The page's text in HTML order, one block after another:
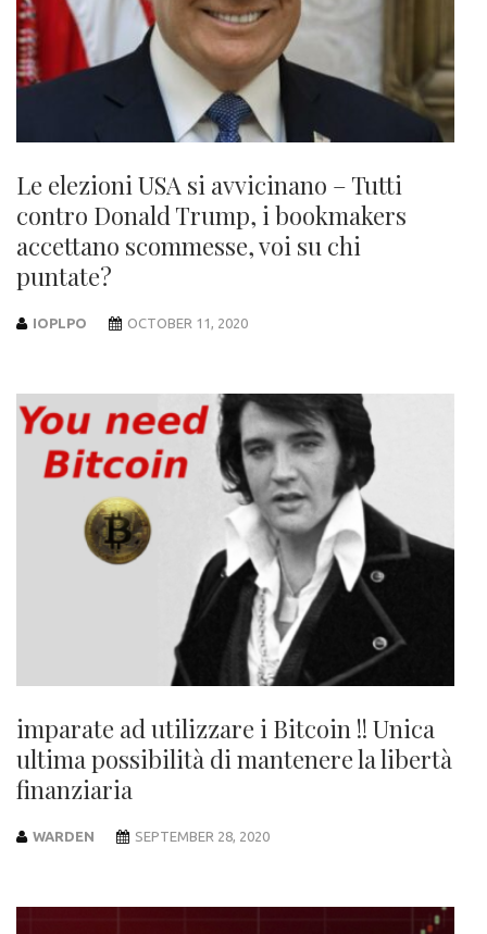
Le elezioni USA si avvicinano – Tutti
contro Donald Trump, i bookmakers
accettano scommesse, voi su chi
puntate?
IOPLPO OCTOBER 11, 2020
imparate ad utilizzare i Bitcoin !! Unica
ultima possibilità di mantenere la libertà
finanziaria
WARDEN SEPTEMBER 28, 2020